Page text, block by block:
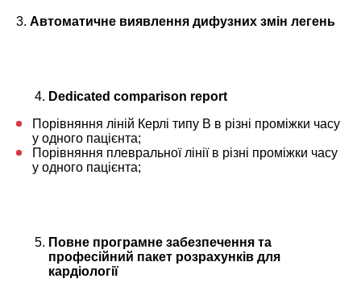
3. Автоматичне виявлення дифузних змін легень
Dedicated comparison report
Порівняння ліній Керлі типу В в різні проміжки часу
у одного пацієнта;
Порівняння плевральної лінії в різні проміжки часу
у одного пацієнта;
Повне програмне забезпечення та
професійний пакет розрахунків для
кардіології